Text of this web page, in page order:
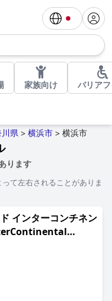
家族向け バリア
県 > 横浜市 > 横浜市
ります
て左右されることがありま
インターコンチネン
by IHG)